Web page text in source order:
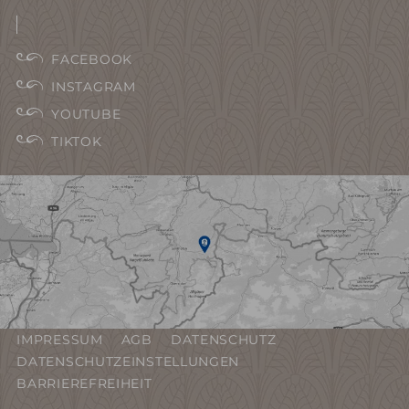
FACEBOOK
INSTAGRAM
YOUTUBE
TIKTOK
IMPRESSUM AGB
DATENSCHUTZ
DATENSCHUTZEINSTELLUNGEN
BARRIEREFREIHEIT